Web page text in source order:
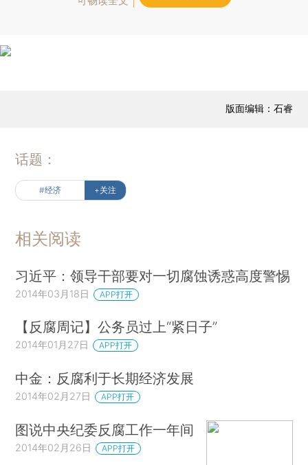
版面编辑：石睿
话题：
#经济 +关注
相关阅读
习近平：领导干部要对一切腐蚀诱惑高度警惕
2014年03月18日 APP打开
【反腐周记】公务员过上“紧日子”
2014年01月27日 APP打开
中金：反腐利于长期经济发展
2014年02月27日 APP打开
图说中央纪委反腐工作一年间
2014年02月26日 APP打开